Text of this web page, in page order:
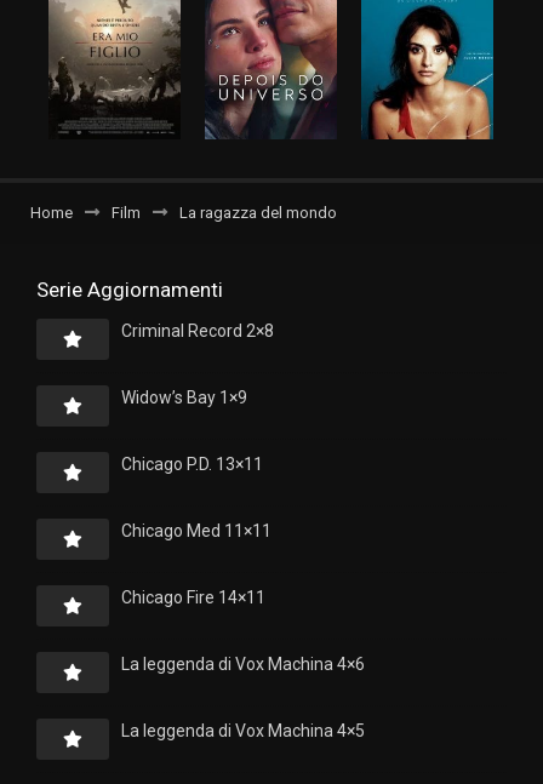
Home Film La ragazza del mondo
Serie Aggiornamenti
Criminal Record 2×8
Widow’s Bay 1×9
Chicago P.D. 13×11
Chicago Med 11×11
Chicago Fire 14×11
La leggenda di Vox Machina 4×6
La leggenda di Vox Machina 4×5